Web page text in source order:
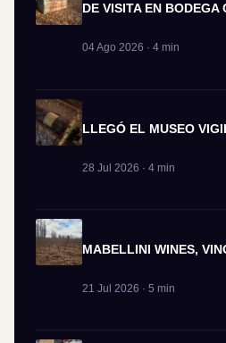
DE VISITA EN BODEGA
04 Ago 2026 · 4 min
LLEGÓ EL MUSEO
28 Jul 2026 · 4 min
MABELLINI WINES,
21 Jul 2026 · 5 min